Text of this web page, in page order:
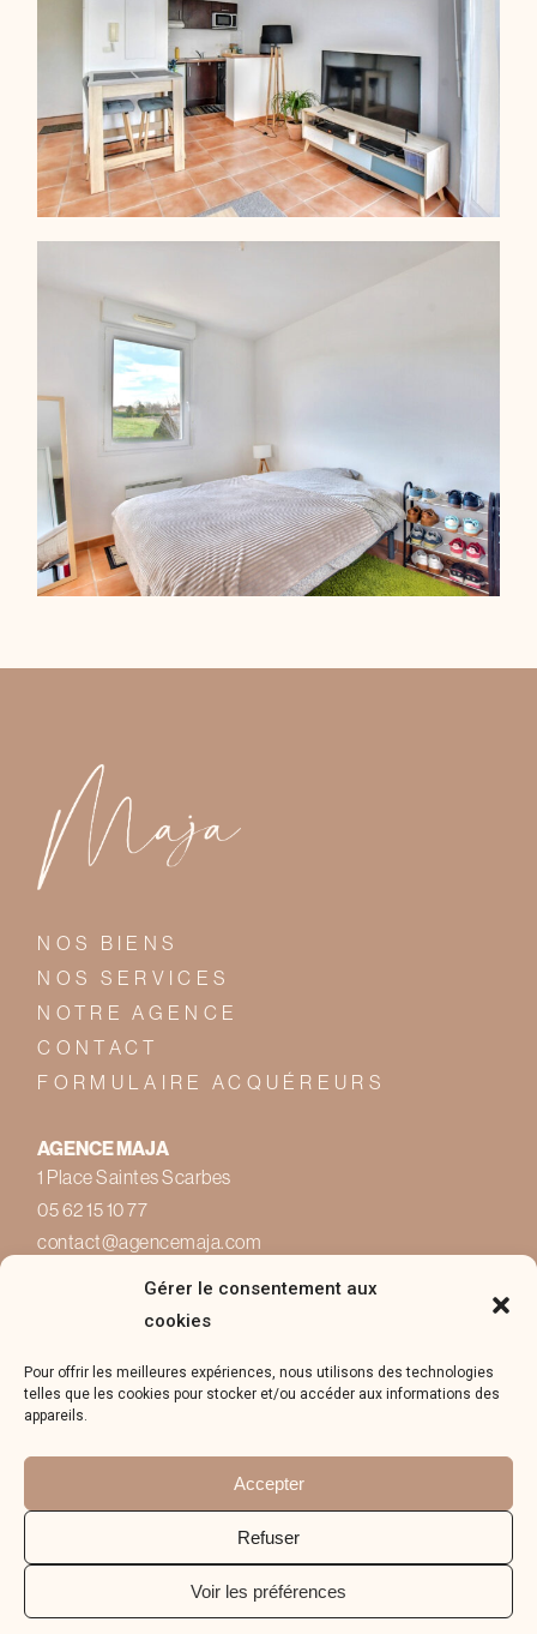
Gérer le consentement aux
cookies
Pour offrir les meilleures expériences, nous utilisons des technologies
telles que les cookies pour stocker et/ou accéder aux informations des
appareils.
Accepter
Refuser
Voir les préférences
NOS BIENS
NOS SERVICES
NOTRE AGENCE
CONTACT
FORMULAIRE ACQUÉREURS
AGENCE MAJA
1 Place Saintes Scarbes
05 62 15 10 77
contact@agencemaja.com
Politique de confidentialité
Nos honoraires